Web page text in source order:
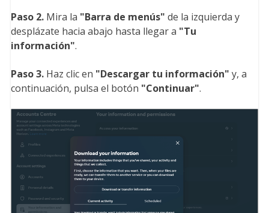
Paso 2.Mira la "Barra de menús" de la izquierda y
desplázate hacia abajo hasta llegar a "Tu
información".
Paso 3.Haz clic en "Descargar tu información" y, a
continuación, pulsa el botón "Continuar".